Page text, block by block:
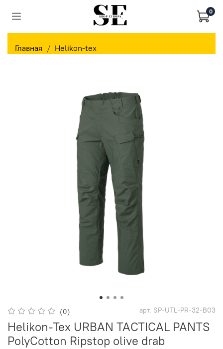
0
Главная Helikon-tex
(0) арт. SP-UTL-PR-32-B03
Helikon-Tex URBAN TACTICAL PANTS
PolyCotton Ripstop olive drab